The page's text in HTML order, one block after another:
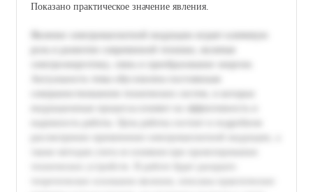
Показано практическое значение явления.